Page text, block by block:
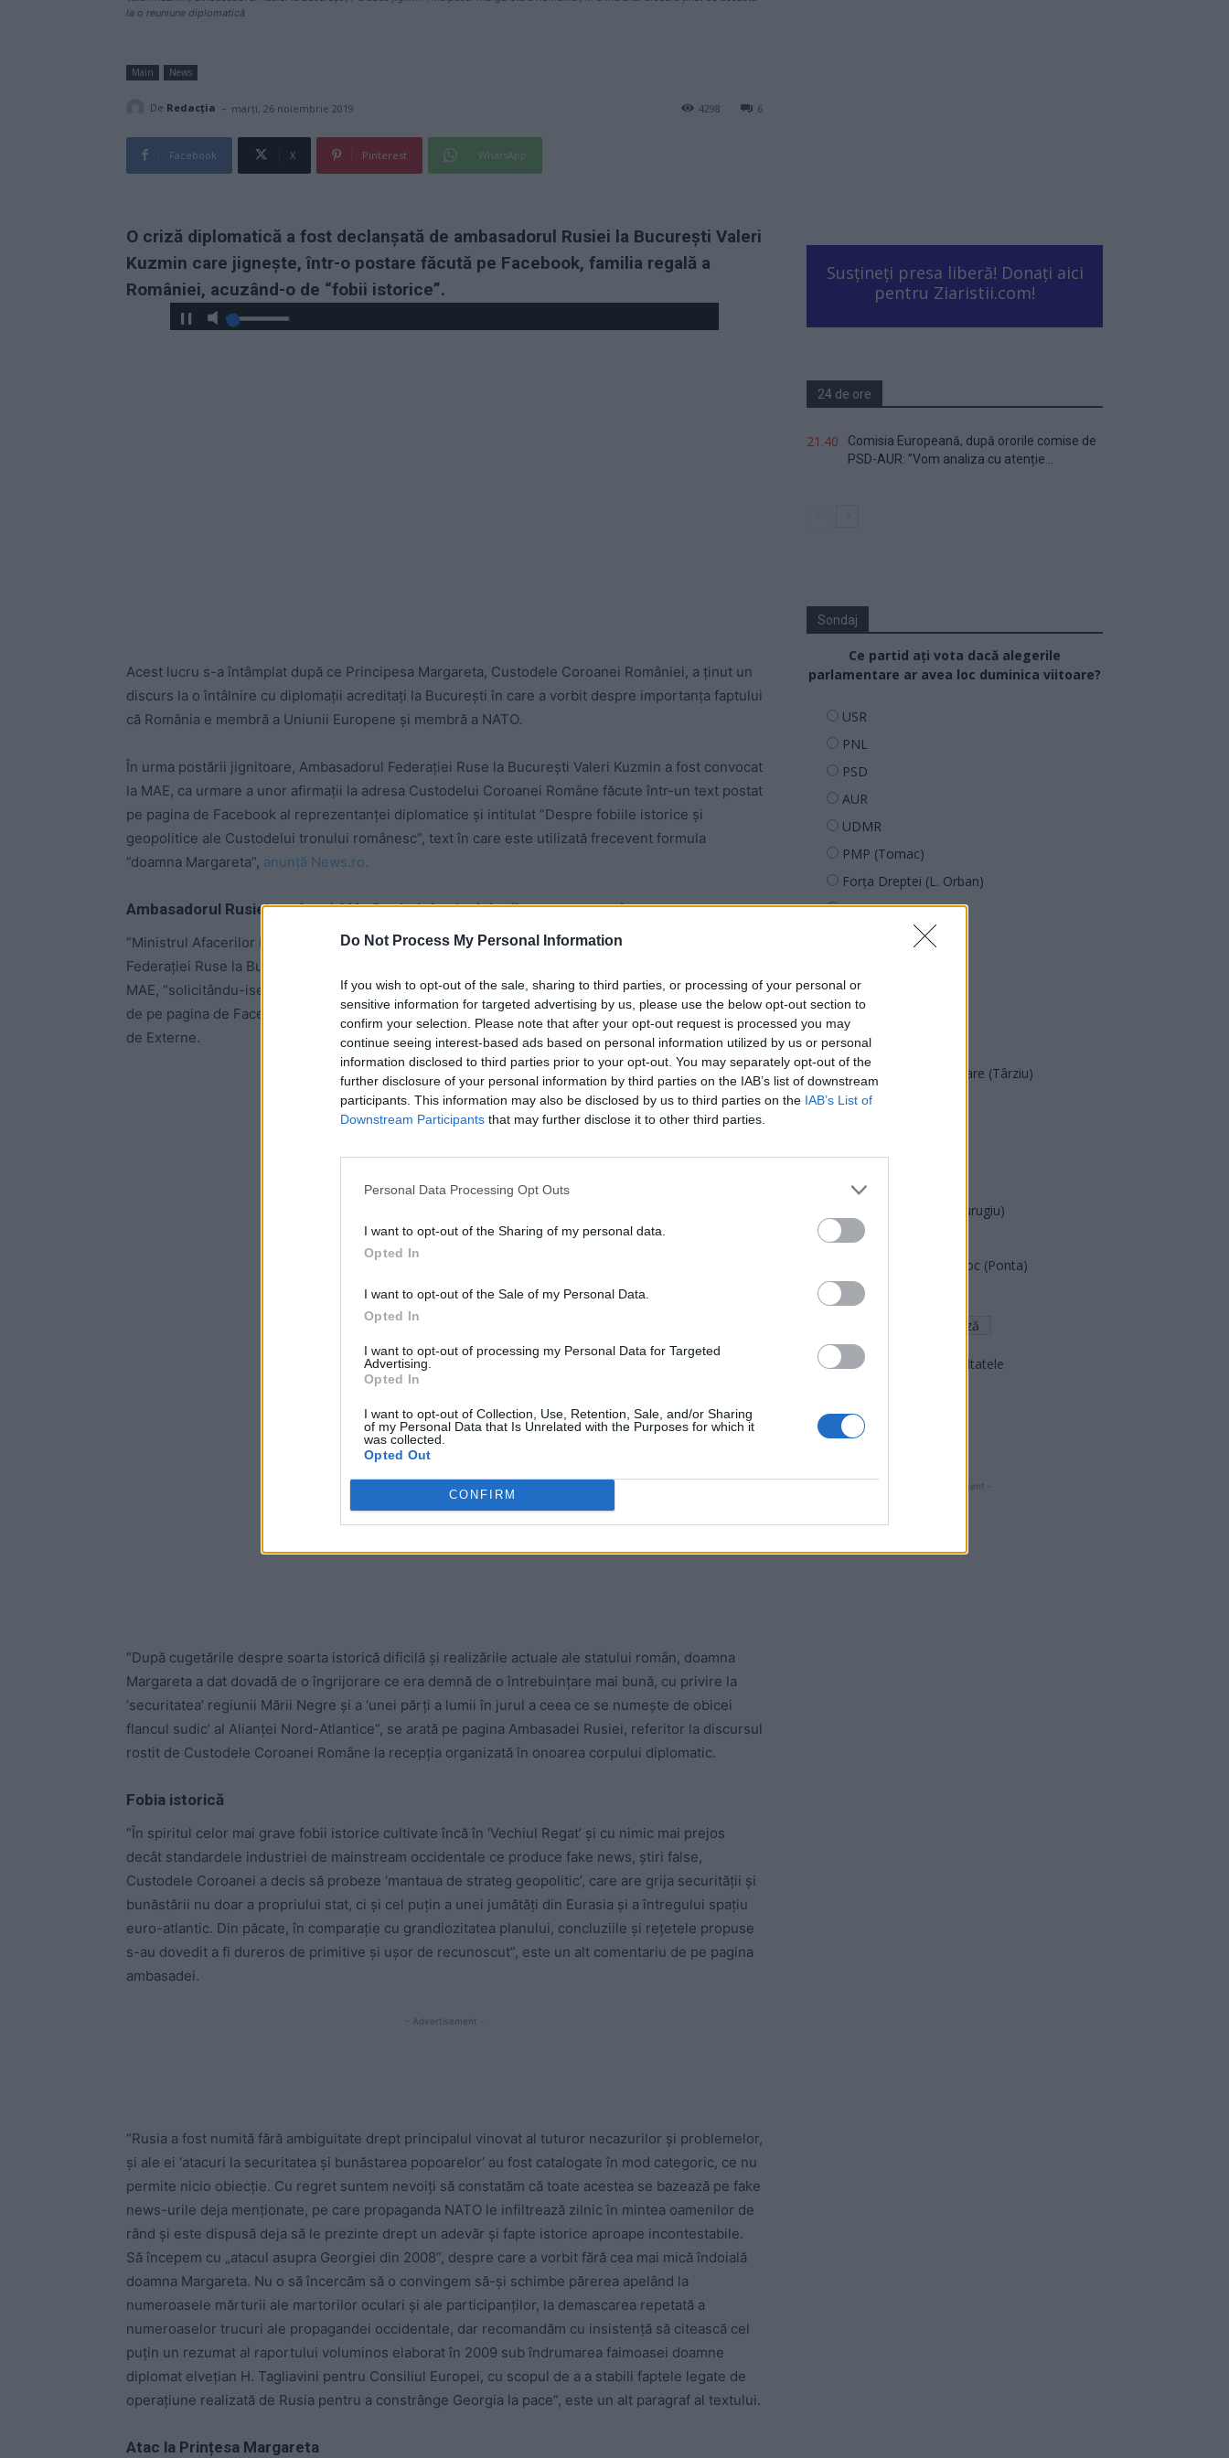
Do Not Process My Personal Information
If you wish to opt-out of the sale, sharing to third parties, or processing of your personal or
sensitive information for targeted advertising by us, please use the below opt-out section to
confirm your selection. Please note that after your opt-out request is processed you may
continue seeing interest-based ads based on personal information utilized by us or personal
information disclosed to third parties prior to your opt-out. You may separately opt-out of the
further disclosure of your personal information by third parties on the IAB’s list of downstream
participants. This information may also be disclosed by us to third parties on the IAB’s List of
Downstream Participants that may further disclose it to other third parties.
Personal Data Processing Opt Outs
I want to opt-out of the Sharing of my personal data.
Opted In
I want to opt-out of the Sale of my Personal Data.
Opted In
I want to opt-out of processing my Personal Data for Targeted
Advertising.
Opted In
I want to opt-out of Collection, Use, Retention, Sale, and/or Sharing
of my Personal Data that Is Unrelated with the Purposes for which it
was collected.
Opted Out
CONFIRM
la o reuniune diplomatică
Main News
De Redacţia - marți, 26 noiembrie 2019 6
4298
Facebook X Pinterest WhatsApp
O criză diplomatică a fost declanșată de ambasadorul Rusiei la București Valeri
Kuzmin care jignește, într-o postare făcută pe Facebook, familia regală a
României, acuzând-o de “fobii istorice”.
Acest lucru s-a întâmplat după ce Principesa Margareta, Custodele Coroanei României, a ținut un
discurs la o întâlnire cu diplomații acreditați la București în care a vorbit despre importanța faptului
că România e membră a Uniunii Europene și membră a NATO.
În urma postării jignitoare, Ambasadorul Federaţiei Ruse la Bucureşti Valeri Kuzmin a fost convocat
la MAE, ca urmare a unor afirmaţii la adresa Custodelui Coroanei Române făcute într-un text postat
pe pagina de Facebook al reprezentanţei diplomatice şi intitulat ”Despre fobiile istorice şi
geopolitice ale Custodelui tronului românesc”, text în care este utilizată frecevent formula
”doamna Margareta”, anunță News.ro.
Ambasadorul Rusiei, pedepsit! Va fi primit la nivel de director general
”Ministrul Afacerilor Externe Bogdan Aurescu a dispus convocarea la MAE a ambasadorului
Federaţiei Ruse la Bucureşti, Valeri Kuzmin şi va fi primit la nivel de director general”, transmite
MAE, “solicitându-ise să facă precizări pe tema convocării diplomatului rus ca urmare a afirmaţiilor
de pe pagina de Facebook a ambasadei la adresa Custodelui Coroanei Române”, anunță Ministerul
de Externe.
- Advertisement -
”După cugetările despre soarta istorică dificilă şi realizările actuale ale statului român, doamna
Margareta a dat dovadă de o îngrijorare ce era demnă de o întrebuinţare mai bună, cu privire la
‘securitatea’ regiunii Mării Negre şi a ‘unei părţi a lumii în jurul a ceea ce se numeşte de obicei
flancul sudic’ al Alianţei Nord-Atlantice”, se arată pe pagina Ambasadei Rusiei, referitor la discursul
rostit de Custodele Coroanei Române la recepţia organizată în onoarea corpului diplomatic.
Fobia istorică
”În spiritul celor mai grave fobii istorice cultivate încă în ‘Vechiul Regat’ şi cu nimic mai prejos
decât standardele industriei de mainstream occidentale ce produce fake news, ştiri false,
Custodele Coroanei a decis să probeze ‘mantaua de strateg geopolitic’, care are grija securităţii şi
bunăstării nu doar a propriului stat, ci şi cel puţin a unei jumătăţi din Eurasia şi a întregului spaţiu
euro-atlantic. Din păcate, în comparaţie cu grandiozitatea planului, concluziile şi reţetele propuse
s-au dovedit a fi dureros de primitive şi uşor de recunoscut”, este un alt comentariu de pe pagina
ambasadei.
- Advertisement -
”Rusia a fost numită fără ambiguitate drept principalul vinovat al tuturor necazurilor şi problemelor,
şi ale ei ‘atacuri la securitatea şi bunăstarea popoarelor’ au fost catalogate în mod categoric, ce nu
permite nicio obiecţie. Cu regret suntem nevoiţi să constatăm că toate acestea se bazează pe fake
news-urile deja menţionate, pe care propaganda NATO le infiltrează zilnic în mintea oamenilor de
rând şi este dispusă deja să le prezinte drept un adevăr şi fapte istorice aproape incontestabile.
Să începem cu „atacul asupra Georgiei din 2008”, despre care a vorbit fără cea mai mică îndoială
doamna Margareta. Nu o să încercăm să o convingem să-şi schimbe părerea apelând la
numeroasele mărturii ale martorilor oculari şi ale participanţilor, la demascarea repetată a
numeroaselor trucuri ale propagandei occidentale, dar recomandăm cu insistenţă să citească cel
puţin un rezumat al raportului voluminos elaborat în 2009 sub îndrumarea faimoasei doamne
diplomat elveţian H. Tagliavini pentru Consiliul Europei, cu scopul de a a stabili faptele legate de
operaţiune realizată de Rusia pentru a constrânge Georgia la pace”, este un alt paragraf al textului.
Atac la Prințesa Margareta
Susțineți presa liberă! Donați aici
pentru Ziaristii.com!
24 de ore
21.40
Comisia Europeană, după ororile comise de
PSD-AUR: ”Vom analiza cu atenție...
Sondaj
Ce partid ați vota dacă alegerile
parlamentare ar avea loc duminica viitoare?
USR
PNL
PSD
AUR
UDMR
PMP (Tomac)
Forța Dreptei (L. Orban)
PNȚMM
SOS (Șoșoacă)
POT (Gavrilă)
PACE (Peia)
Acțiunea Conservatoare (Târziu)
PDF (Lazarus)
PNȚCD (Pavelescu)
PNCR (Terheș)
Partidul Patrioților (Surugiu)
FAR (Coarnă)
România pe Primul Loc (Ponta)
Altul
Arată rezultatele
- Advertisment -